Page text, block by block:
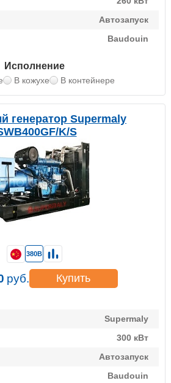
Автозапуск
Baudouin
Исполнение
В кожухе В контейнере
генератор Supermaly
K/S
Supermaly
300 кВт
Автозапуск
Baudouin
380В
руб. Купить